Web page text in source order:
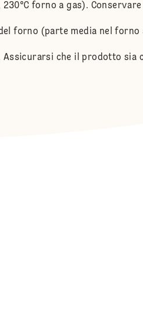
forno a gas).
forno (parte media nel forno
Assicurarsi che il prodotto sia